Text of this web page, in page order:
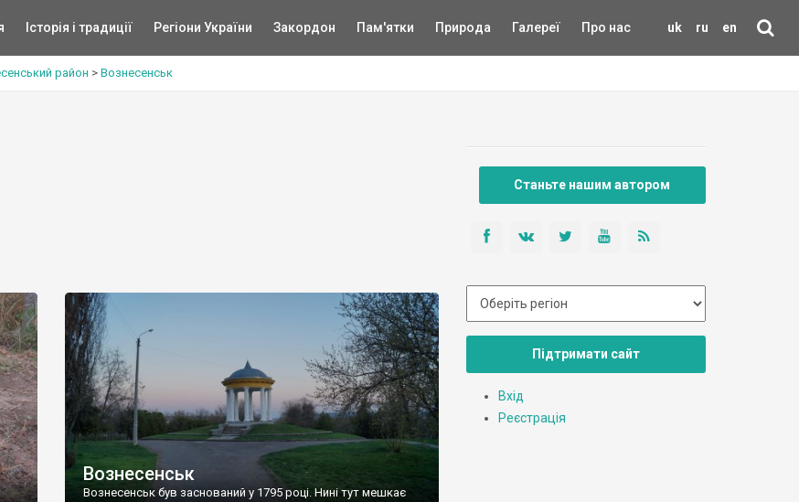
uk ru en
Історія і традиції Регіони України Закордон Пам'ятки Природа Галереї Про нас
район > Вознесенськ
Вознесенськ
Вознесенськ був заснований у 1795 році. Нині тут мешкає
Станьте нашим автором
Підтримати сайт
Вхід
Реєстрація